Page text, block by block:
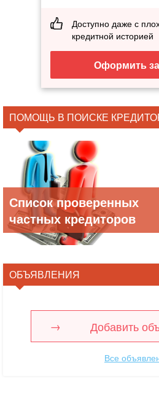
Доступно даже с
кредитной историей
Оформить
ПОМОЩЬ В ПОИСКЕ
Список проверенных
частных кредиторов
ОБЪЯВЛЕНИЯ
Добавить
Все